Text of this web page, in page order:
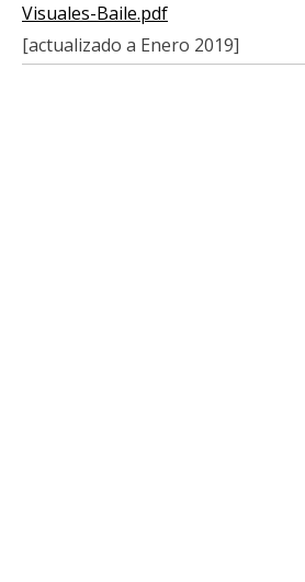
Visuales-Baile.pdf
[actualizado a Enero 2019]